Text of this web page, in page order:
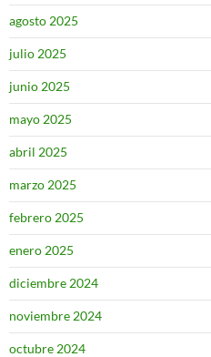
agosto 2025
julio 2025
junio 2025
mayo 2025
abril 2025
marzo 2025
febrero 2025
enero 2025
diciembre 2024
noviembre 2024
octubre 2024